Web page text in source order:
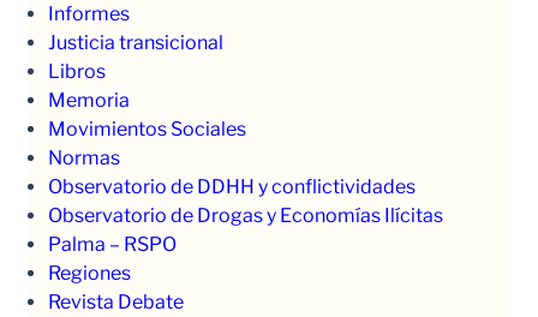
Informes
Justicia transicional
Libros
Memoria
Movimientos Sociales
Normas
Observatorio de DDHH y conflictividades
Observatorio de Drogas y Economías Ilícitas
Palma – RSPO
Regiones
Revista Debate